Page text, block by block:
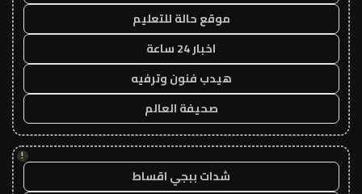
موقع حالة للتعليم
اخبار 24 ساعة
هيدب فنون وترفيه
صحيفة العالم
!
شدات ببجي اقساط